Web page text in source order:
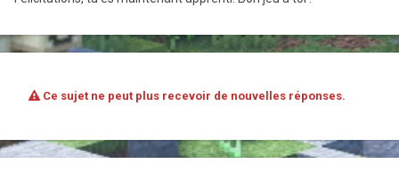
Ce sujet ne peut plus recevoir de nouvelles réponses.